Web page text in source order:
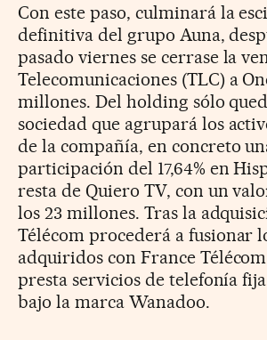
Con este paso, culminará la
definitiva del grupo Auna,
pasado viernes se cerrase la
Telecomunicaciones (TLC) a
millones. Del holding sólo
sociedad que agrupará los
de la compañía, en concreto
participación del 17,64% en
resta de Quiero TV, con un
los 23 millones. Tras la
Télécom procederá a fusionar
adquiridos con France
presta servicios de telefonía
bajo la marca Wanadoo.